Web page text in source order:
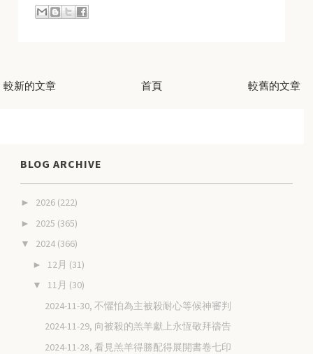
較新的文章 較舊的文章
首頁
BLOG ARCHIVE
► 2026 (222)
► 2025 (365)
▼ 2024 (366)
► 12月 (31)
▼ 11月 (30)
2024-11-30, 不懼怕為主被殺耐心等候神審判
2024-11-29, 向被殺的羔羊獻上永恆敬拜禱告
2024-11-28, 看見羔羊得勝配得展開書卷七印